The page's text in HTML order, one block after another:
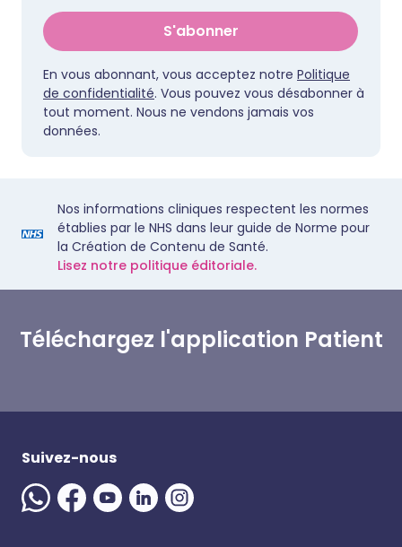
S'abonner
En vous abonnant, vous acceptez notre Politique
de confidentialité. Vous pouvez vous désabonner à
tout moment. Nous ne vendons jamais vos
données.
Nos informations cliniques respectent les normes
établies par le NHS dans leur guide de Norme pour
la Création de Contenu de Santé.
Lisez notre politique éditoriale.
Téléchargez l'application Patient
Suivez-nous